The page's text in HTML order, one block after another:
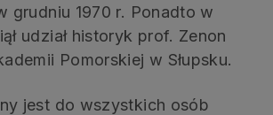
grudniu 1970 r. Ponadto w
udział historyk prof. Zenon
Pomorskiej w Słupsku.
jest do wszystkich osób